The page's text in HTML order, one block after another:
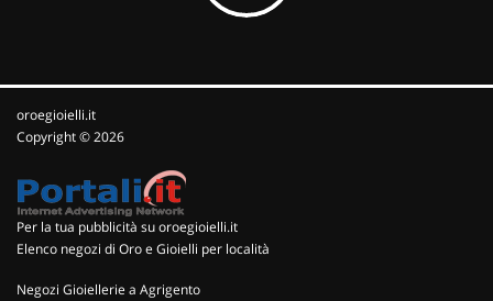
oroegioielli.it
Copyright © 2026
Per la tua pubblicità su oroegioielli.it
Elenco negozi di Oro e Gioielli per località
Negozi Gioiellerie a Agrigento